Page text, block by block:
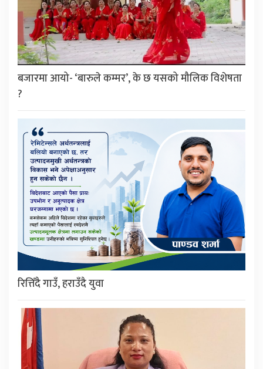
बजारमा आयो- ‘बारुले कम्मर’, के छ यसको मौलिक विशेषता
?
रित्तिँदै गाउँ, हराउँदै युवा